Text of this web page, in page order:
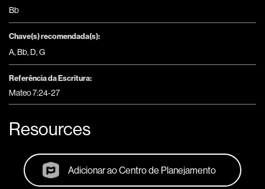
Bb
Chave(s) recomendada(s):
A, Bb, D,G
Referência da Escritura:
Mateo 7:24-27
Resources
Adicionar ao Centro de Planejamento